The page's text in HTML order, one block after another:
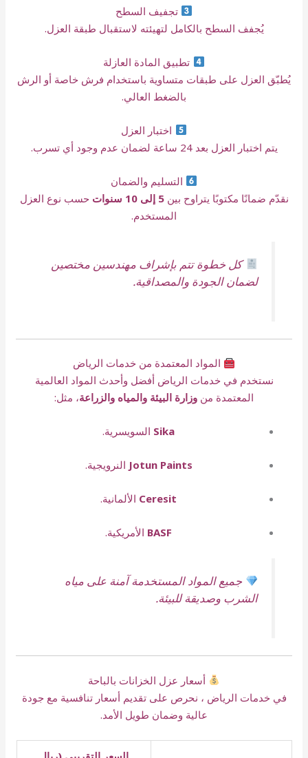
تجفيف السطح
يُجفف السطح بالكامل لتهيئته لاستقبال طبقة العزل.
تطبيق المادة العازلة
يُطبّق العزل على طبقات متساوية باستخدام فرش خاصة أو الرش
بالضغط العالي.
اختبار العزل
يتم اختبار العزل بعد 24 ساعة لضمان عدم وجود أي تسرب.
التسليم والضمان
نقدّم ضمانًا مكتوبًا يتراوح بين5 إلى 10 سنوات
حسب نوع العزل
المستخدم.
كل خطوة تتم بإشراف مهندسين مختصين
لضمان الجودة والمصداقية.
المواد المعتمدة من خدمات الرياض
نستخدم في خدمات الرياض أفضل وأحدث المواد العالمية
المعتمدة من وزارة البيئة والمياه والزراعة، مثل:
Sika السويسرية.
Jotun Paints النرويجية.
Ceresit الألمانية.
BASF الأمريكية.
جميع المواد المستخدمة آمنة على مياه
الشرب وصديقة للبيئة.
أسعار عزل الخزانات بالباحة
في خدمات الرياض ، نحرص على تقديم أسعار تنافسية مع جودة
عالية وضمان طويل الأمد.